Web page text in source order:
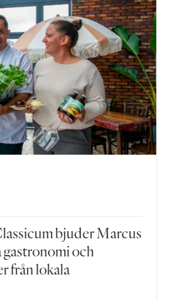
bjuder Marcus
gastronomi och
från lokala